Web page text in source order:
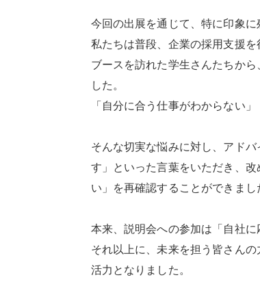
今回の出展を通じて、特に印象に
私たちは普段、企業の採用支援を
ブースを訪れた学生さんたちか
した。
「自分に合う仕事がわからない
そんな切実な悩みに対し、アド
す」といった言葉をいただき、
い」を再確認することができまし
本来、説明会への参加は「自社
それ以上に、未来を担う皆さん
活力となりました。